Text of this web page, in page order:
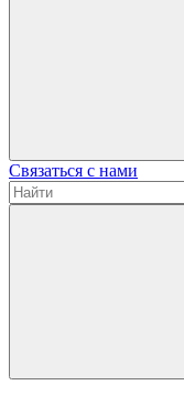
Связаться с нами